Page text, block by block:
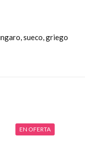
sueco, griego
EN OFERTA